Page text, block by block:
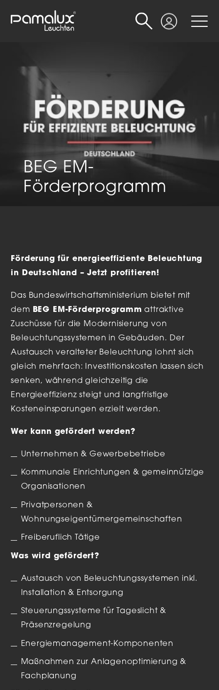
Login
Suche
BEG EM-
Förderprogramm
Förderung für energieeffiziente Beleuchtung
in Deutschland – Jetzt profitieren!
Das Bundeswirtschaftsministerium bietet mit
dem
BEG EM-Förderprogramm attraktive
Zuschüsse für die Modernisierung von
Beleuchtungssystemen in Gebäuden. Der
Austausch veralteter Beleuchtung lohnt sich
gleich mehrfach: Investitionskosten lassen sich
senken, während gleichzeitig die
Energieeffizienz steigt und langfristige
Kosteneinsparungen erzielt werden.
Wer kann gefördert werden?
Unternehmen & Gewerbebetriebe
Kommunale Einrichtungen & gemeinnützige
Organisationen
Privatpersonen &
Wohnungseigentümergemeinschaften
Freiberuflich Tätige
Was wird gefördert?
Austausch von Beleuchtungssystemen inkl.
Installation & Entsorgung
Steuerungssysteme für Tageslicht &
Präsenzregelung
Energiemanagement-Komponenten
Maßnahmen zur Anlagenoptimierung &
Fachplanung